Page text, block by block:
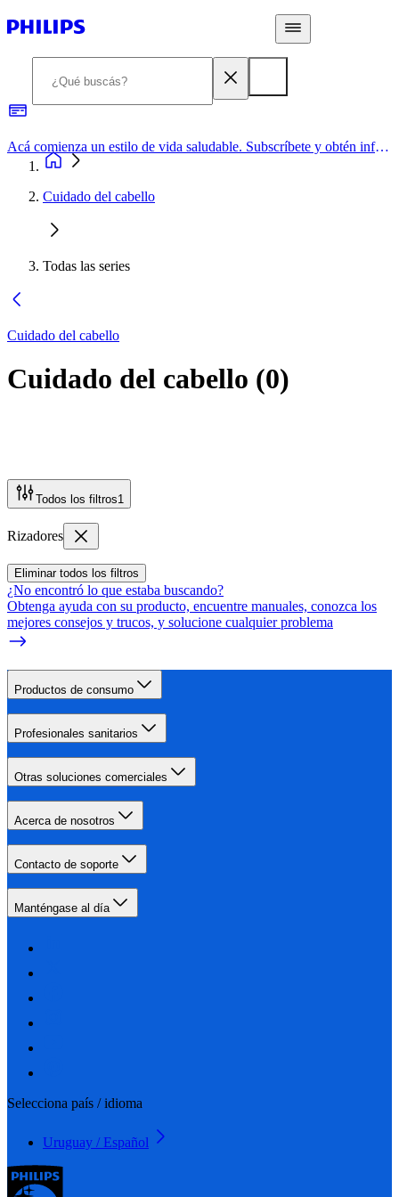
Acá comienza un estilo de vida saludable. Subscríbete y obtén información de primera mano
Cuidado del cabello
Todas las series
Cuidado del cabello
Cuidado del cabello (0)
Todos los filtros1
Rizadores
Eliminar todos los filtros
¿No encontró lo que estaba buscando?
Obtenga ayuda con su producto, encuentre manuales, conozca los
mejores consejos y trucos, y solucione cualquier problema
Productos de consumo
Profesionales sanitarios
Otras soluciones comerciales
Acerca de nosotros
Contacto de soporte
Manténgase al día
Selecciona país / idioma
Uruguay / Español